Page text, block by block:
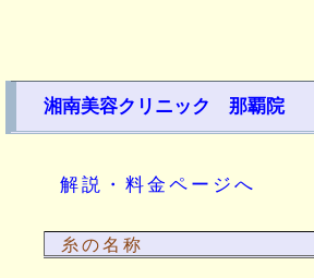
湘南美容クリニック 那覇院（
解説・料金ページへ
糸の名称